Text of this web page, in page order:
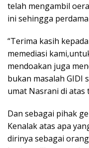
telah mengambil
ini sehingga
“Terima kasih
memediasi
mendoakan juga
bukan masalah GIDI
umat Nasrani di atas
Dan sebagai pihak
Kenalak atas apa
dirinya sebagai